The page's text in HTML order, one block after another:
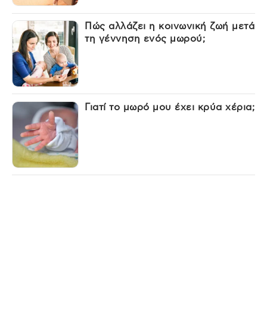
Πώς αλλάζει η κοινωνική ζωή μετά
τη γέννηση ενός μωρού;
Γιατί το μωρό μου έχει κρύα χέρια;